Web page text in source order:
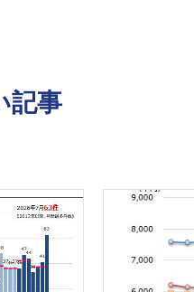
記事